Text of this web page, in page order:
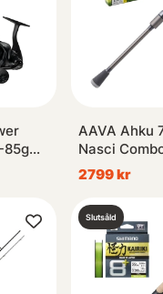
85g
AAVA Ahku
Nasci
2799 kr
Slutsåld